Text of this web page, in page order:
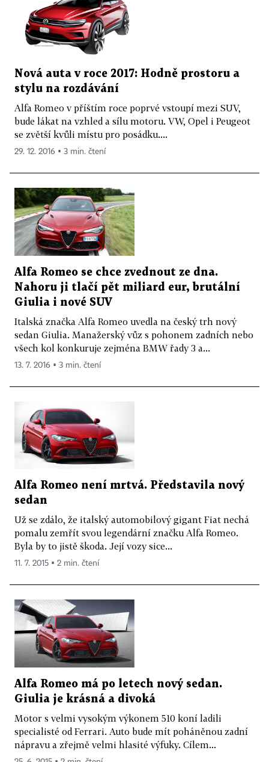
Nová auta v roce 2017: Hodně prostoru a
stylu na rozdávání
Alfa Romeo v příštím roce poprvé vstoupí mezi SUV,
bude lákat na vzhled a sílu motoru. VW, Opel i Peugeot
se zvětší kvůli místu pro posádku....
29. 12. 2016 ▪ 3 min. čtení
Alfa Romeo se chce zvednout ze dna.
Nahoru ji tlačí pět miliard eur, brutální
Giulia i nové SUV
Italská značka Alfa Romeo uvedla na český trh nový
sedan Giulia. Manažerský vůz s pohonem zadních nebo
všech kol konkuruje zejména BMW řady 3 a...
13. 7. 2016 ▪ 3 min. čtení
Alfa Romeo není mrtvá. Představila nový
sedan
Už se zdálo, že italský automobilový gigant Fiat nechá
pomalu zemřít svou legendární značku Alfa Romeo.
Byla by to jistě škoda. Její vozy sice...
11. 7. 2015 ▪ 2 min. čtení
Alfa Romeo má po letech nový sedan.
Giulia je krásná a divoká
Motor s velmi vysokým výkonem 510 koní ladili
specialisté od Ferrari. Auto bude mít poháněnou zadní
nápravu a zřejmě velmi hlasité výfuky. Cílem...